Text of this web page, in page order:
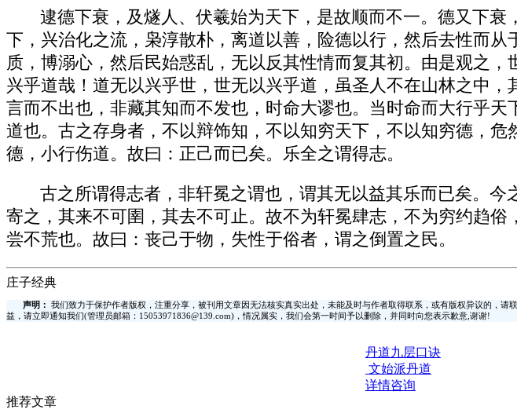
逮德下衰，及燧人、伏羲始为天下，是故顺而不一。德又下
下，兴治化之流，枭淳散朴，离道以善，险德以行，然后去性而
质，博溺心，然后民始惑乱，无以反其性情而复其初。由是观之
兴乎道哉！道无以兴乎世，世无以兴乎道，虽圣人不在山林之中
言而不出也，非藏其知而不发也，时命大谬也。当时命而大行乎
道也。古之存身者，不以辩饰知，不以知穷天下，不以知穷德，
德，小行伤道。故曰：正己而已矣。乐全之谓得志。
古之所谓得志者，非轩冕之谓也，谓其无以益其乐而已矣。
寄之，其来不可圉，其去不可止。故不为轩冕肆志，不为穷约趋
尝不荒也。故曰：丧己于物，失性于俗者，谓之倒置之民。
庄子经典
声明：
我们致力于保护作者版权，注重分享，被刊用文章因无法核实真实出处，未能及时与作者取得联系，或有版权异议的，
益，请立即通知我们(管理员邮箱：15053971836@139.com)，情况属实，我们会第一时间予以删除，并同时向您表示歉意,谢谢!
丹道九层口诀
文始派丹道
详情咨询
推荐文章